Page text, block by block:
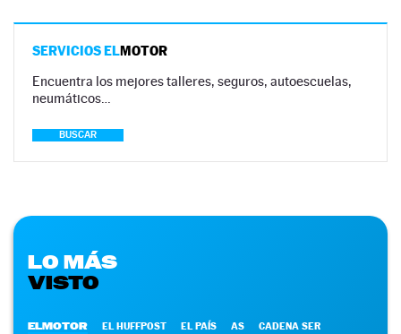
SERVICIOS ELMOTOR
Encuentra los mejores talleres, seguros, autoescuelas,
neumáticos…
BUSCAR
LO MÁS
VISTO
ELMOTOR EL HUFFPOST EL PAÍS AS CADENA SER